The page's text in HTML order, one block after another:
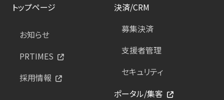
トップページ
お知らせ
PRTIMES
採用情報
決済/CRM
募集決済
支援者管理
セキュリティ
ポータル/集客